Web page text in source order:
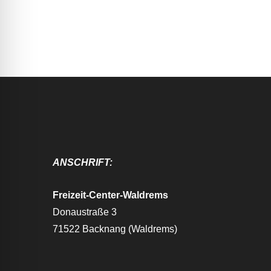
ANSCHRIFT:
Freizeit-Center-Waldrems
Donaustraße 3
71522 Backnang (Waldrems)